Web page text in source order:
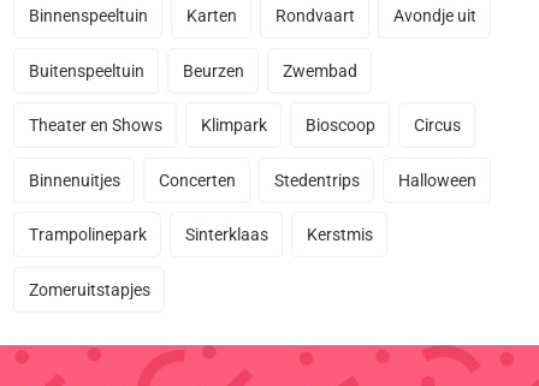
Binnenspeeltuin Karten Rondvaart Avondje uit
Buitenspeeltuin Beurzen Zwembad
Theater en Shows Klimpark Bioscoop Circus
Binnenuitjes Concerten Stedentrips Halloween
Trampolinepark Sinterklaas Kerstmis
Zomeruitstapjes